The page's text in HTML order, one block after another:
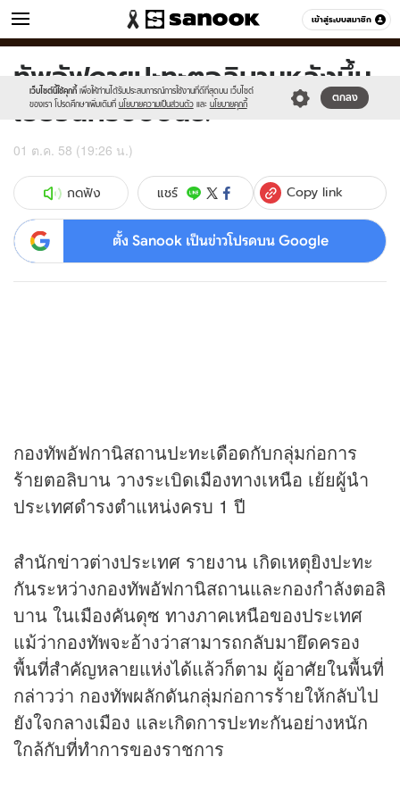
เข้าสู่ระบบสมาชิก
ข่าว หมวดอื่นๆ
เว็บไซต์นี้ใช้คุกกี้ เพื่อให้ท่านได้รับประสบการณ์การใช้งานที่ดีที่สุดบน เว็บไซต์
ของเรา โปรดศึกษาเพิ่มเติมที่ นโยบายความเป็นส่วนตัว และ นโยบายคุกกี้
ตกลง
Sanook
//s.isanook.com/sr/0/images/logo-
new-
sanook.png
600
60
ทัพอัฟกาฯปะทะตอลิบานหลังบึ้ม
เย้ยวันครบปีปนธ.
01 ต.ค. 58 (19:26 น.)
กดฟัง แชร์ Copy link
ตั้ง Sanook เป็นข่าวโปรดบน Google
กองทัพอัฟกานิสถานปะทะเดือดกับกลุ่มก่อการ
ร้ายตอลิบาน วางระเบิดเมืองทางเหนือ เย้ยผู้นำ
ประเทศดำรงตำแหน่งครบ 1 ปี
สำนักข่าวต่างประเทศ รายงาน เกิดเหตุยิงปะทะ
กันระหว่างกองทัพอัฟกานิสถานและกองกำลังตอลิ
บาน ในเมืองคันดุซ ทางภาคเหนือของประเทศ
แม้ว่ากองทัพจะอ้างว่าสามารถกลับมายึดครอง
พื้นที่สำคัญหลายแห่งได้แล้วก็ตาม ผู้อาศัยในพื้นที่
กล่าวว่า กองทัพผลักดันกลุ่มก่อการร้ายให้กลับไป
ยังใจกลางเมือง และเกิดการปะทะกันอย่างหนัก
ใกล้กับที่ทำการของราชการ